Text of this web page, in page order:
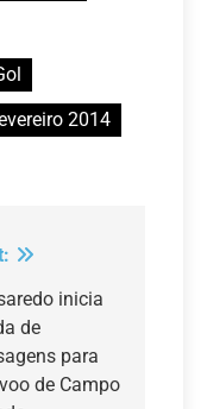
2014
inicia
de
para
de Campo